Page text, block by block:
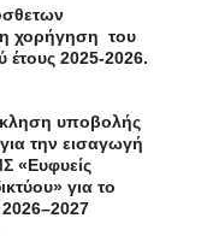
χορήγηση του
έτους 2025-2026.
υποβολής
την εισαγωγή
«Ευφυείς
για το